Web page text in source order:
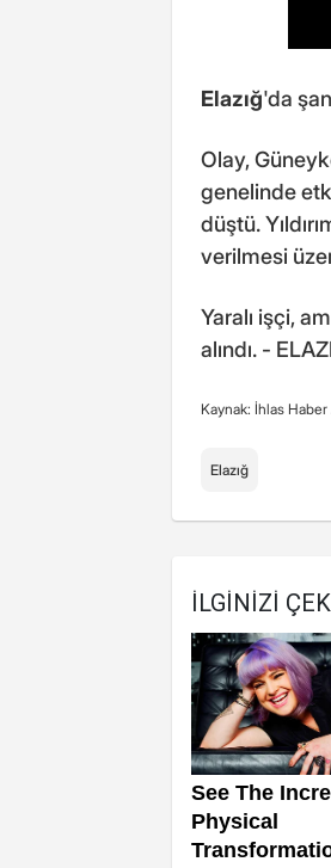
Elazığ'da
Olay,
genelinde
düştü.
verilmesi
Yaralı işçi,
alındı. -
Kaynak: İhlas Haber
Elazığ